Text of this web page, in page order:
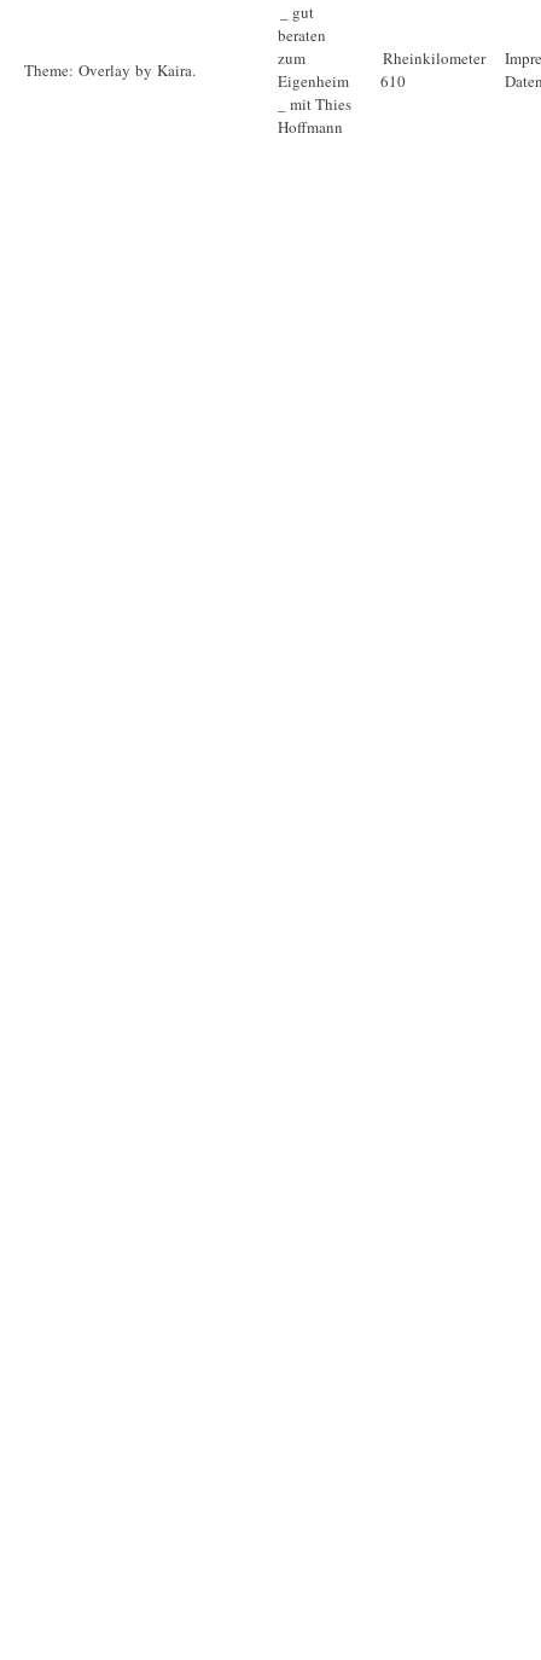
Theme: Overlay by Kaira.
_ gut
beraten
zum
Eigenheim
_ mit Thies
Hoffmann
Rheinkilometer
610